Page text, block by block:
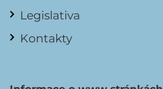
Legislativa
Kontakty